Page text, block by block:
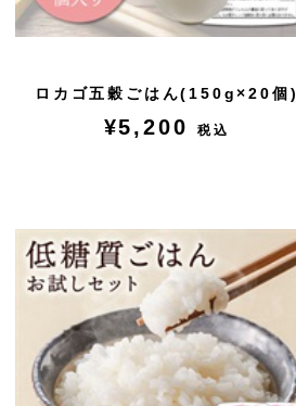
ロカゴ五穀ごはん(150g×20個)
¥5,200税込